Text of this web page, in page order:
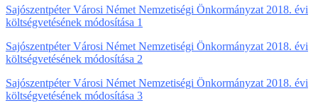
Sajószentpéter Városi Német Nemzetiségi Önkormányzat 2018. évi
költségvetésének módosítása 1
Sajószentpéter Városi Német Nemzetiségi Önkormányzat 2018. évi
költségvetésének módosítása 2
Sajószentpéter Városi Német Nemzetiségi Önkormányzat 2018. évi
költségvetésének módosítása 3